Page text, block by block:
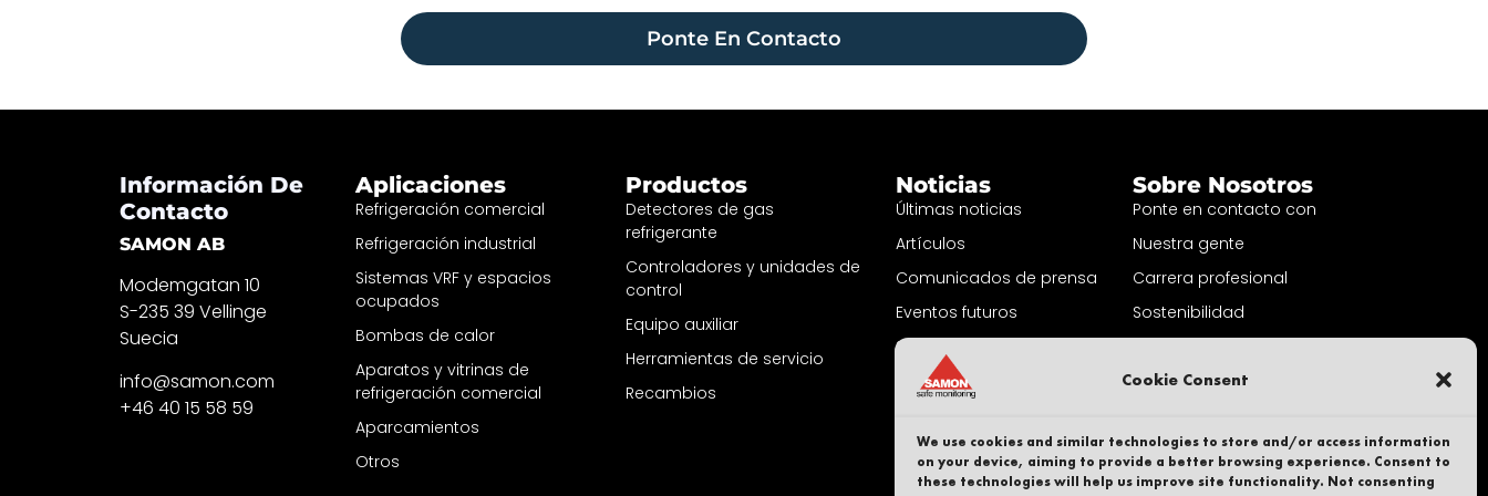
Cookie Consent
We use cookies and similar technologies to store and/or access information
on your device, aiming to provide a better browsing experience. Consent to
these technologies will help us improve site functionality. Not consenting
Ponte En Contacto
Información De
Contacto
SAMON AB
Modemgatan 10
S-235 39 Vellinge
Suecia
info@samon.com
+46 40 15 58 59
Aplicaciones
Refrigeración comercial
Refrigeración industrial
Sistemas VRF y espacios
ocupados
Bombas de calor
Aparatos y vitrinas de
refrigeración comercial
Aparcamientos
Otros
Productos
Detectores de gas
refrigerante
Controladores y unidades de
control
Equipo auxiliar
Herramientas de servicio
Recambios
Noticias
Últimas noticias
Artículos
Comunicados de prensa
Eventos futuros
Suscríbete al Boletín
Sobre Nosotros
Ponte en contacto con
Nuestra gente
Carrera profesional
Sostenibilidad
Política de privacidad